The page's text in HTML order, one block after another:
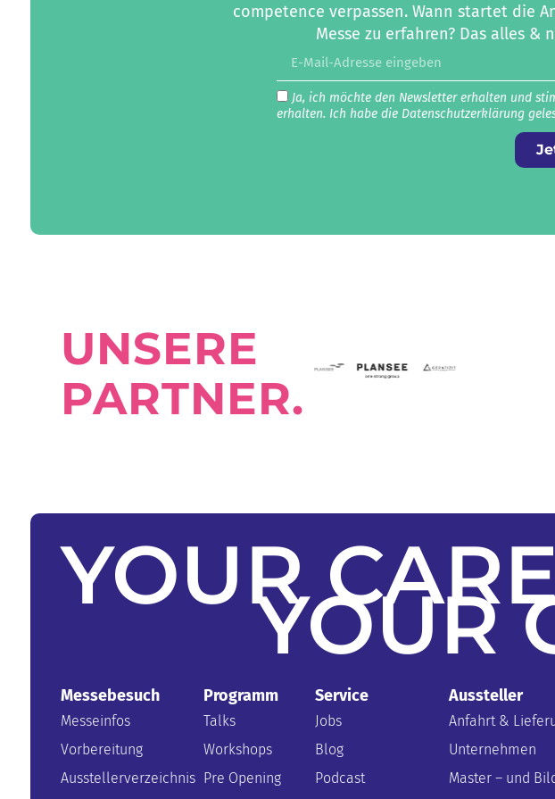
competence verpassen. Wann startet die
Messe zu erfahren? Das alles
Ja, ich möchte den Newsletter erhalten und
erhalten. Ich habe die Datenschutz­erklärung
UNSERE
PARTNER.
YOUR
YOUR
Messebesuch
Messeinfos
Vorbereitung
Ausstellerverzeichnis
Programm
Talks
Workshops
Pre Opening
Service
Jobs
Blog
Podcast
Aussteller
Anfahrt &
Unternehmen
Master – und